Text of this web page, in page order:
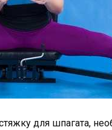
для шпагата,